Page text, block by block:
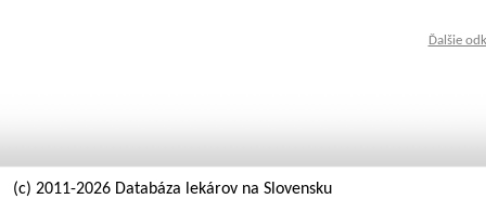
Ďalšie
(c) 2011-2026 Databáza lekárov na Slovensku